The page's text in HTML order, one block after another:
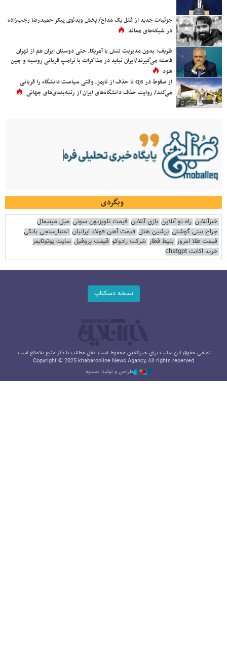
جزئیات جدید از قتل یک مداح/ پخش ویدئوی پیکر حمیدرضا رجب‌زاده
در شبکه‌های معاند
ظریف: بدون مدیریت تنش با آمریکا، حتی دوستان ایران هم از تهران
فاصله می‌گیرند/ایران نباید در مذاکرات با ترامپ قربانی روسیه و چین
شود
از سقوط در QS تا حذف از تایمز، وقتی سیاست دانشگاه را قربانی
می‌کند/ روایت حذف دانشگاه‌های ایران از رتبه‌بندی‌های جهانی
وبگردی
خبرآنلاین راه نو آنلاین بازی آنلاین قیمت تلویزیون سونی مبل مینیمال
جراح بینی گوشتی پرشین هتل قیمت آهن فولاد ایرانیان اعتبارسنجی بانکی
قیمت طلا امروز بلیط قطار شرکت رادوکو قیمت پروفیل سایت یوتوتایمز
خرید اکانت chatgpt
نسخه دسکتاپ
تمامی حقوق این سایت برای خبرآنلاین محفوظ است. نقل مطالب با ذکر منبع بلامانع است.
Copyright © 2025 khabaronline News Agancy, All rights reserved
طراحی و تولید: نستوه